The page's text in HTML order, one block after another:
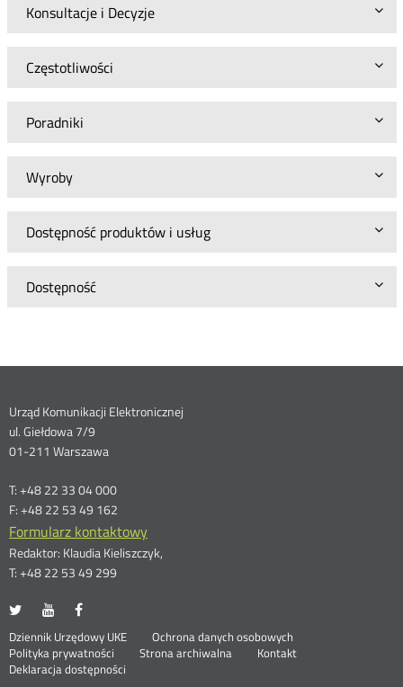
Konsultacje i Decyzje
Częstotliwości
Poradniki
Wyroby
Dostępność produktów i usług
Dostępność
Dane
kontaktowe
Urząd Komunikacji Elektronicznej
ul. Giełdowa 7/9
01-211 Warszawa
T: +48 22 33 04 000
F: +48 22 53 49 162
Formularz kontaktowy
Redaktor: Klaudia Kieliszczyk,
T: +48 22 53 49 299
UKE
portalu
Twitter
Otwórz
nowym
oknie
UKE
portalu
Youtube
Otwórz
nowym
oknie
portalu
Facebook
nowym
oknie
Stopka
Dziennik Urzędowy UKE Otwórz
Ochrona danych osobowych
Polityka prywatności
Otwórz
w
Strona archiwalna
Kontakt
Deklaracja dostępności